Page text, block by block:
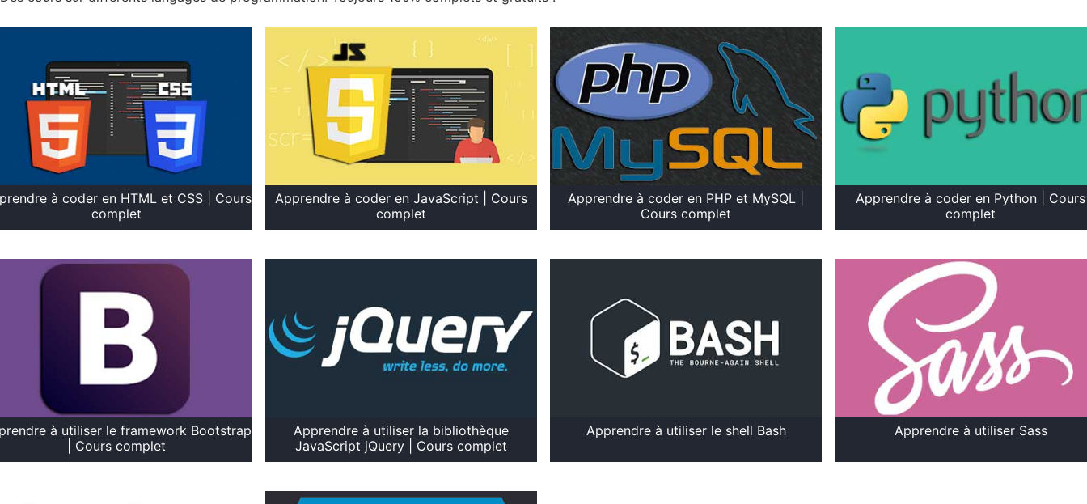
à coder en HTML et CSS | Cours
complet
Apprendre à coder en JavaScript | Cours
complet
Apprendre à coder en PHP et MySQL |
Cours complet
Apprendre à coder en Python | Cours
complet
à utiliser le framework Bootstrap
| Cours complet
Apprendre à utiliser la bibliothèque
JavaScript jQuery | Cours complet
Apprendre à utiliser le shell Bash Apprendre à utiliser Sass